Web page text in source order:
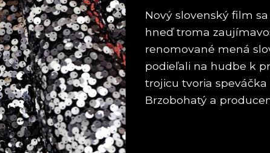
Nový slovenský film
hneď troma
renomované mená
podieľali na hudbe k
trojicu tvoria
Brzobohatý a